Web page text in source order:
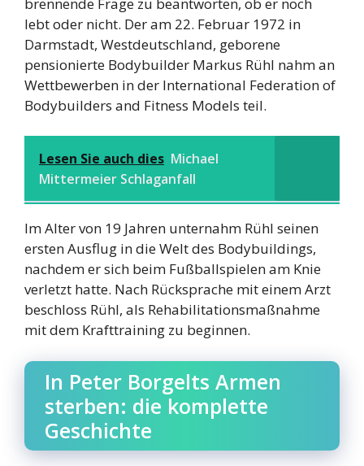
lebt oder nicht. Der am 22. Februar 1972 in
Darmstadt, Westdeutschland, geborene
pensionierte Bodybuilder Markus Rühl nahm an
Wettbewerben in der International Federation of
Bodybuilders and Fitness Models teil.
Lesen Sie auch dies Michael
Mittermeier Schlaganfall
Im Alter von 19 Jahren unternahm Rühl seinen
ersten Ausflug in die Welt des Bodybuildings,
nachdem er sich beim Fußballspielen am Knie
verletzt hatte. Nach Rücksprache mit einem Arzt
beschloss Rühl, als Rehabilitationsmaßnahme
mit dem Krafttraining zu beginnen.
In Peter Borgelts Armen
sterben: die komplette
Geschichte